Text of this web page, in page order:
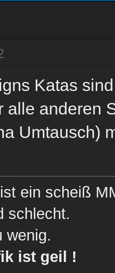
Katas
alle anderen
Umtausch)
ein scheiß
schlecht.
wenig.
ist geil !